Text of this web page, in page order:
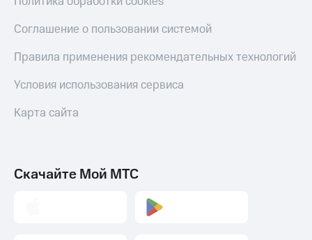
Соглашение о пользовании системой
Правила применения рекомендательных технологий
Условия использования сервиса
Карта сайта
Скачайте Мой МТС